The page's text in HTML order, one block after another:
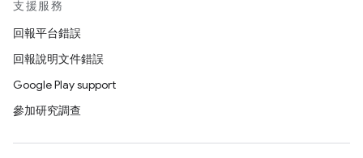
支援服務
回報平台錯誤
回報說明文件錯誤
Google Play support
參加研究調查